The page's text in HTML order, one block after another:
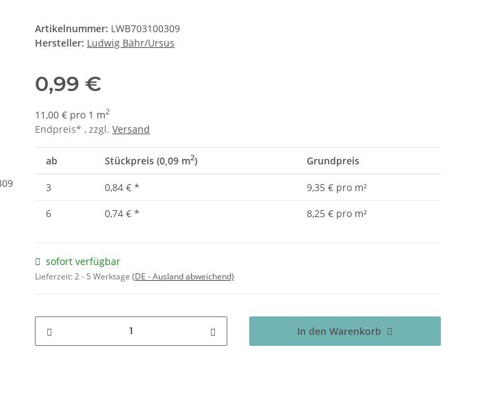
Artikelnummer: LWB703100309
Hersteller: Ludwig Bähr/Ursus
0,99 €
11,00 € pro 1 m2
Endpreis* , zzgl. Versand
ab Stückpreis (0,09 m2) Grundpreis
3 0,84 € *
9,35 € pro m²
6
0,74 € * 8,25 € pro m²
sofort verfügbar
Lieferzeit:2 - 5 Werktage (DE - Ausland abweichend)
In den Warenkorb